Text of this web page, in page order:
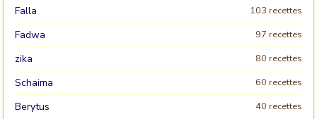
Falla 103 recettes
Fadwa 97 recettes
zika 80 recettes
Schaima 60 recettes
Berytus 40 recettes